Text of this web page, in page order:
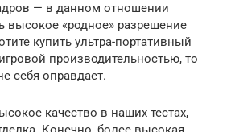
— в данном отношении
высокое «родное» разрешение
купить ультра-портативный
производительностью, то
себя оправдает.
качество в наших тестах,